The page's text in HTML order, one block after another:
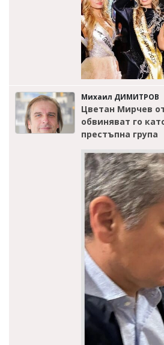
Михаил ДИМИТРОВ
Цветан Мирчев
обвиняват го
престъпна група